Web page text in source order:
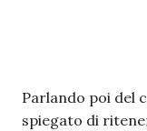
Parlando poi del
spiegato di